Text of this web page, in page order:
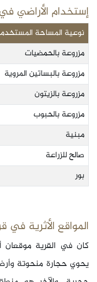
إستخدام الأراضي
نوعية المساحة
مزروعة بالحمضيات
مزروعة بالبساتين المروية
مزروعة بالزيتون
مزروعة بالحبوب
مبنية
صالح للزراعة
بور
المواقع الأثرية في
كان في القرية موقعان
يحوي حجارة منحوتة